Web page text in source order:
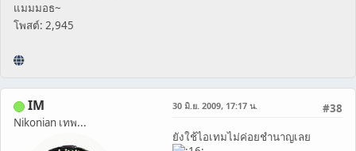
แมมมอธ~
โพสต์: 2,945
IM
Nikonian เทพ...
#38
30 มิ.ย. 2009, 17:17 น.
ยังใช้ไอเทมไม่ค่อยชำนาญเลย